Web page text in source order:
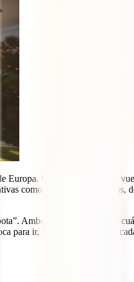
Europa. Un destino al que se
como Apulia o Las Marcas,
Ambos nos irán contando
ir, tiempo necesario en